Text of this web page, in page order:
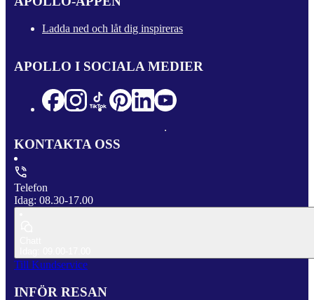
Ladda ned och låt dig inspireras
APOLLO I SOCIALA MEDIER
KONTAKTA OSS
Telefon
Idag: 08.30-17.00
Till Kundservice
INFÖR RESAN